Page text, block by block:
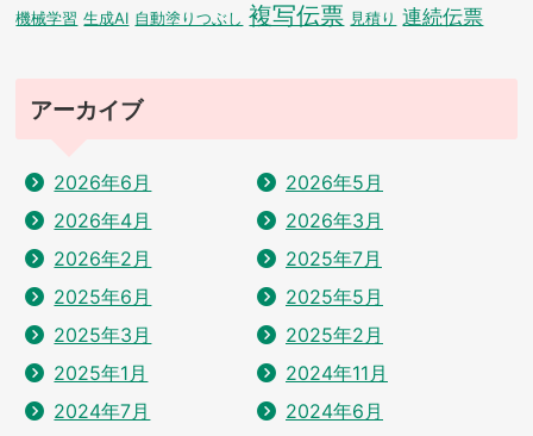
機械学習 生成AI 自動塗りつぶし 複写伝票 見積り 連続伝票
アーカイブ
2026年6月
2026年5月
2026年4月
2026年3月
2026年2月
2025年7月
2025年6月
2025年5月
2025年3月
2025年2月
2025年1月
2024年11月
2024年7月
2024年6月